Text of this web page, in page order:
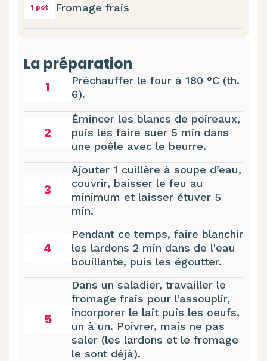
1 pot Fromage frais
La préparation
1
Préchauffer le four à 180 °C (th.
6).
2
Émincer les blancs de poireaux,
puis les faire suer 5 min dans
une poêle avec le beurre.
3
Ajouter 1 cuillère à soupe d’eau,
couvrir, baisser le feu au
minimum et laisser étuver 5
min.
4
Pendant ce temps, faire blanchir
les lardons 2 min dans de l'eau
bouillante, puis les égoutter.
5
Dans un saladier, travailler le
fromage frais pour l’assouplir,
incorporer le lait puis les oeufs,
un à un. Poivrer, mais ne pas
saler (les lardons et le fromage
le sont déjà).